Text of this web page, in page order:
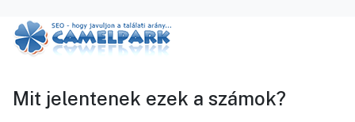
Mit jelentenek ezek a számok?